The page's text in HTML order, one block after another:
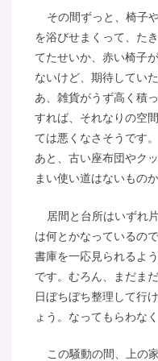
その間ずっと、椅子
を浴びせまくって、た
てたせいか、赤い椅子
ないけど、期待してい
あ、雑貨がうず高く積
すれば、それなりの空
ては悪くなさそうです。
あと、古い座布団やク
まい使い道はないものか
居間と台所はいずれ
は何とかなっているの
書庫を一応見られるよ
です。むろん、まだま
日ぼちぼち整理して行
ょう。なってもらわな
この騒動の間、上の